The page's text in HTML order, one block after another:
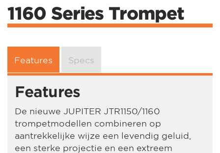
1160 Series Trompet
Features Specs
Features
De nieuwe JUPITER JTR1150/1160
trompetmodellen combineren op
aantrekkelijke wijze een levendig geluid,
een sterke projectie en een extreem